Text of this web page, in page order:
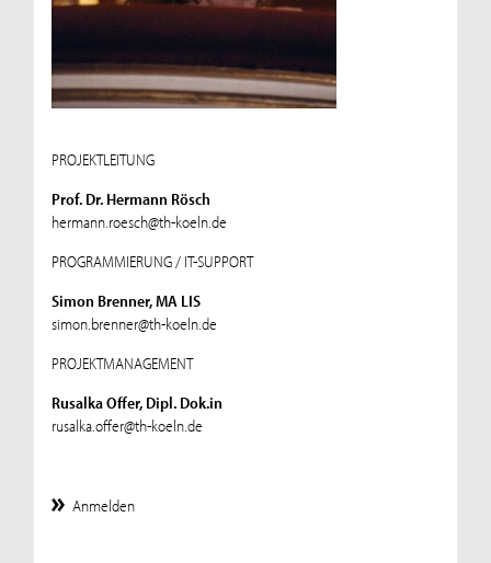
PROJEKTLEITUNG
Prof. Dr. Hermann Rösch
hermann.roesch@th-koeln.de
PROGRAMMIERUNG / IT-SUPPORT
Simon Brenner, MA LIS
simon.brenner@th-koeln.de
PROJEKTMANAGEMENT
Rusalka Offer, Dipl. Dok.in
rusalka.offer@th-koeln.de
Anmelden